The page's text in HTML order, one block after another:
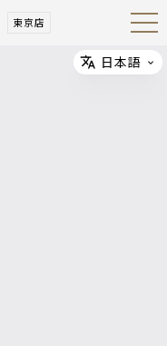
東京店 Open
Navig
Select
日本語